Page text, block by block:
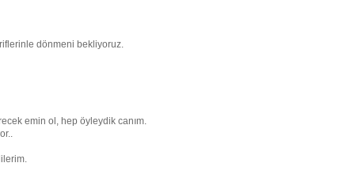
dönmeni bekliyoruz.
emin ol, hep öyleydik canım.